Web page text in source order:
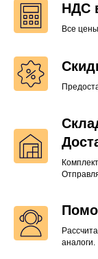
НДС
Все
аналоги.